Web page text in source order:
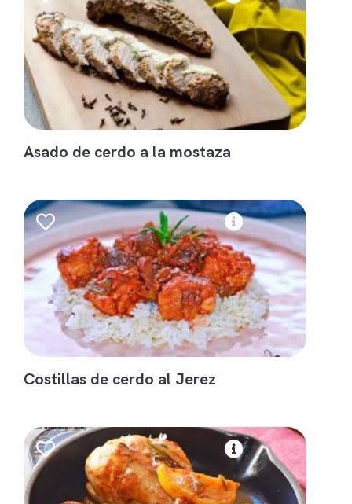
Asado de cerdo a la mostaza
Costillas de cerdo al Jerez